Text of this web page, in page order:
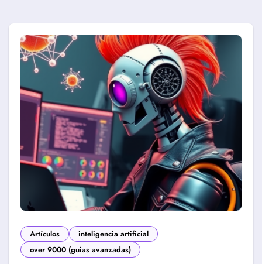
Artículos
inteligencia artificial
over 9000 (guias avanzadas)